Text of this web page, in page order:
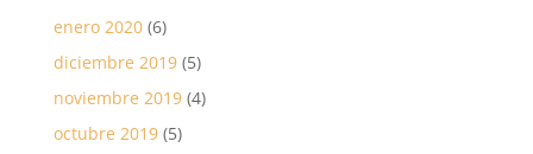
enero 2020(6)
diciembre 2019(5)
noviembre 2019(4)
octubre 2019(5)